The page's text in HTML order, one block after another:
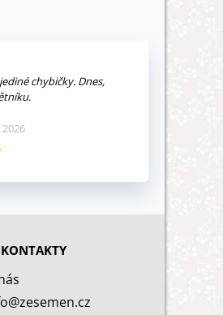
chybičky. Dnes,
KONTAKTY